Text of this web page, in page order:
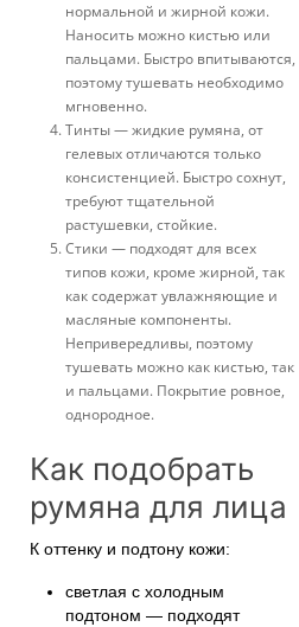
нормальной и жирной кожи.
Наносить можно кистью или
пальцами. Быстро впитываются,
поэтому тушевать необходимо
мгновенно.
Тинты — жидкие румяна, от
гелевых отличаются только
консистенцией. Быстро сохнут,
требуют тщательной
растушевки, стойкие.
Стики — подходят для всех
типов кожи, кроме жирной, так
как содержат увлажняющие и
масляные компоненты.
Непривередливы, поэтому
тушевать можно как кистью, так
и пальцами. Покрытие ровное,
однородное.
Как подобрать
румяна для лица
К оттенку и подтону кожи:
светлая с холодным
подтоном — подходят